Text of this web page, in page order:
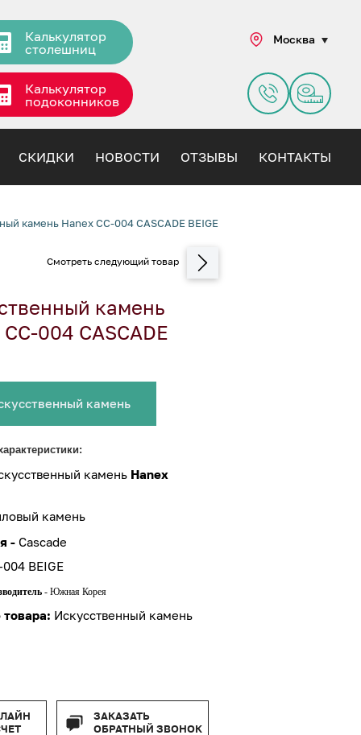
Калькулятор
столешниц
Калькулятор
подоконников
Москва
СКИДКИ НОВОСТИ ОТЗЫВЫ КОНТАКТЫ
камень Hanex CC-004 CASCADE BEIGE
камень
004 CASCADE
камень
камень Hanex
камень
- Cascade
004 BEIGE
- Южная Корея
Искусственный камень
ЗАКАЗАТЬ
ОБРАТНЫЙ ЗВОНОК